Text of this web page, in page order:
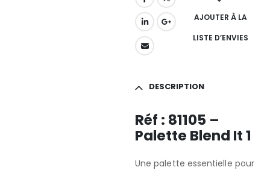
AJOUTER À LA
LISTE D’ENVIES
DESCRIPTION
Réf : 81105 –
Palette Blend It 1
Une palette essentielle pour